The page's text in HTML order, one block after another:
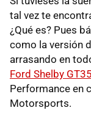
tal vez te
¿Qué es? Pues
como la versión
arrasando en
Ford Shelby
Performance en
Motorsports.